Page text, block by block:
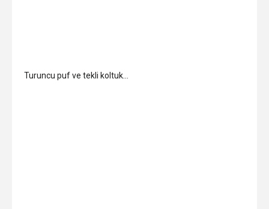
Turuncu puf ve tekli koltuk…